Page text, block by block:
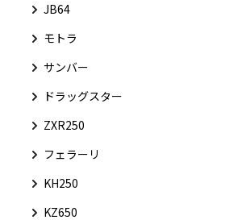
JB64
モトラ
サンバー
ドラッグスター
ZXR250
フェラーリ
KH250
KZ650